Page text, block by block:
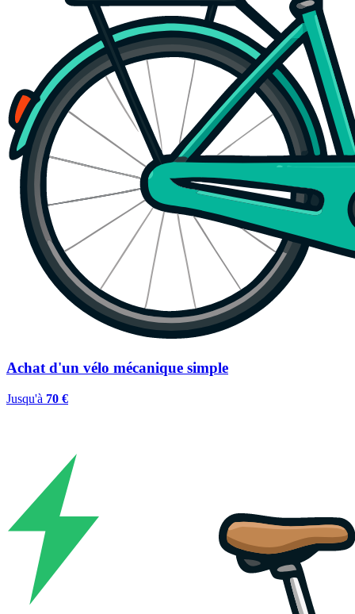
Achat d'un vélo mécanique simple
Jusqu'à 70 €